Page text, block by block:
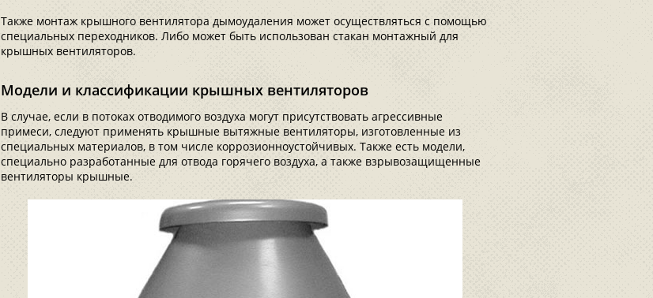
Также монтаж крышного вентилятора дымоудаления может осуществляться с помощью
специальных переходников. Либо может быть использован стакан монтажный для
крышных вентиляторов.
Модели и классификации крышных вентиляторов
В случае, если в потоках отводимого воздуха могут присутствовать агрессивные
примеси, следуют применять крышные вытяжные вентиляторы, изготовленные из
специальных материалов, в том числе коррозионноустойчивых. Также есть модели,
специально разработанные для отвода горячего воздуха, а также взрывозащищенные
вентиляторы крышные.